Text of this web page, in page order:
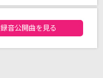
録音公開曲を見る